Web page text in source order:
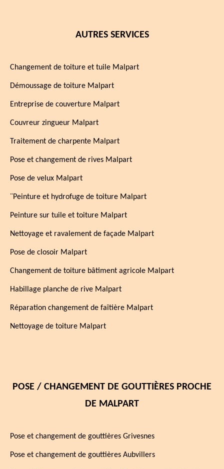
AUTRES SERVICES
Changement de toiture et tuile Malpart
Démoussage de toiture Malpart
Entreprise de couverture Malpart
Couvreur zingueur Malpart
Traitement de charpente Malpart
Pose et changement de rives Malpart
Pose de velux Malpart
¨Peinture et hydrofuge de toiture Malpart
Peinture sur tuile et toiture Malpart
Nettoyage et ravalement de façade Malpart
Pose de closoir Malpart
Changement de toiture bâtiment agricole Malpart
Habillage planche de rive Malpart
Réparation changement de faîtière Malpart
Nettoyage de toiture Malpart
POSE / CHANGEMENT DE GOUTTIÈRES PROCHE
DE MALPART
Pose et changement de gouttières Grivesnes
Pose et changement de gouttières Aubvillers